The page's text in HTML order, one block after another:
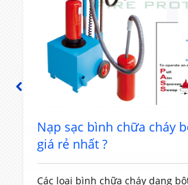
PREVIOUS
Nạp sạc bình chữa cháy
giá rẻ nhất ?
Các loại bình chữa cháy dạng